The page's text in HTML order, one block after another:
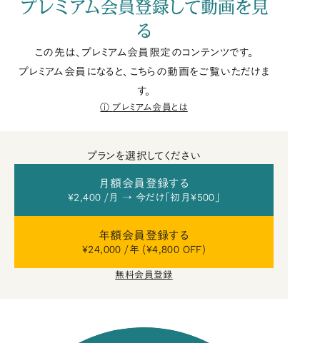
プレミアム会員登録して動画を見
る
この先は、プレミアム会員限定のコンテンツです。
プレミアム会員になると、こちらの動画をご覧いただけま
す。
プレミアム会員とは
プランを選択してください
月額会員登録する
¥2,400 /月 → 今だけ「初月¥500」
年額会員登録する
¥24,000 /年 (¥4,800 OFF)
無料会員登録